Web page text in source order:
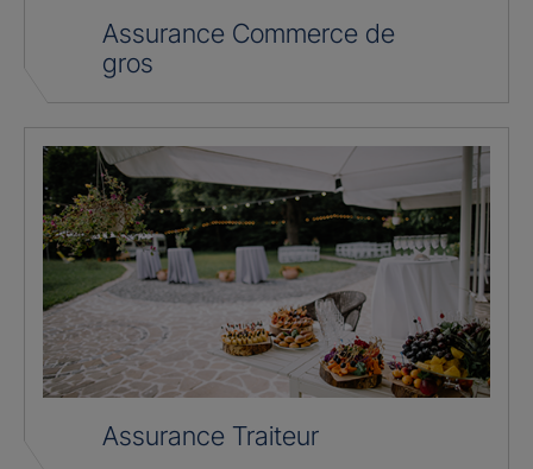
Assurance Commerce de
gros
Assurance Traiteur